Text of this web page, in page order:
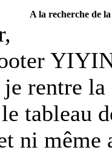
A la recherche de
rentre la
tableau
ni même